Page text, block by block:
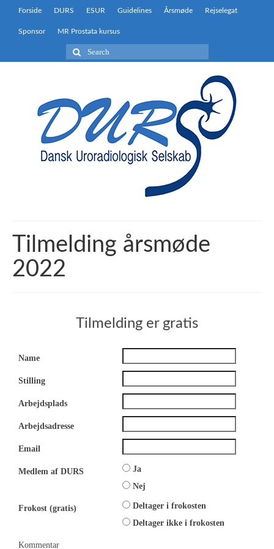
Forside DURS ESUR Guidelines Årsmøde Rejselegat
Sponsor MR Prostata kursus
Search
for:
Tilmelding årsmøde
2022
Tilmelding er gratis
Name
Stilling
Arbejdsplads
Arbejdsadresse
Email
Medlem af DURS
Ja
Nej
Frokost (gratis)
Deltager i frokosten
Deltager ikke i frokosten
Kommentar